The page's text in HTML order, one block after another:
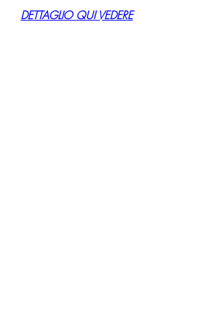
DETTAGLIO QUI VEDERE